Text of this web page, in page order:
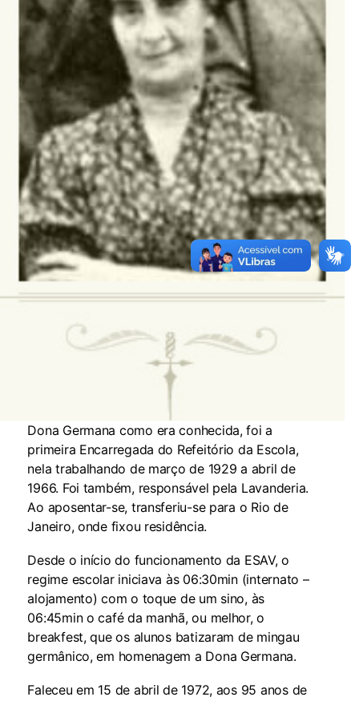
Dona Germana como era conhecida, foi a
primeira Encarregada do Refeitório da Escola,
nela trabalhando de março de 1929 a abril de
1966. Foi também, responsável pela Lavanderia.
Ao aposentar-se, transferiu-se para o Rio de
Janeiro, onde fixou residência.
Desde o início do funcionamento da ESAV, o
regime escolar iniciava às 06:30min (internato –
alojamento) com o toque de um sino, às
06:45min o café da manhã, ou melhor, o
breakfest, que os alunos batizaram de mingau
germânico, em homenagem a Dona Germana.
Faleceu em 15 de abril de 1972, aos 95 anos de